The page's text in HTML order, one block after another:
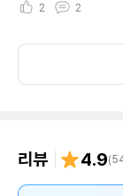
2 2
리뷰 4.9(